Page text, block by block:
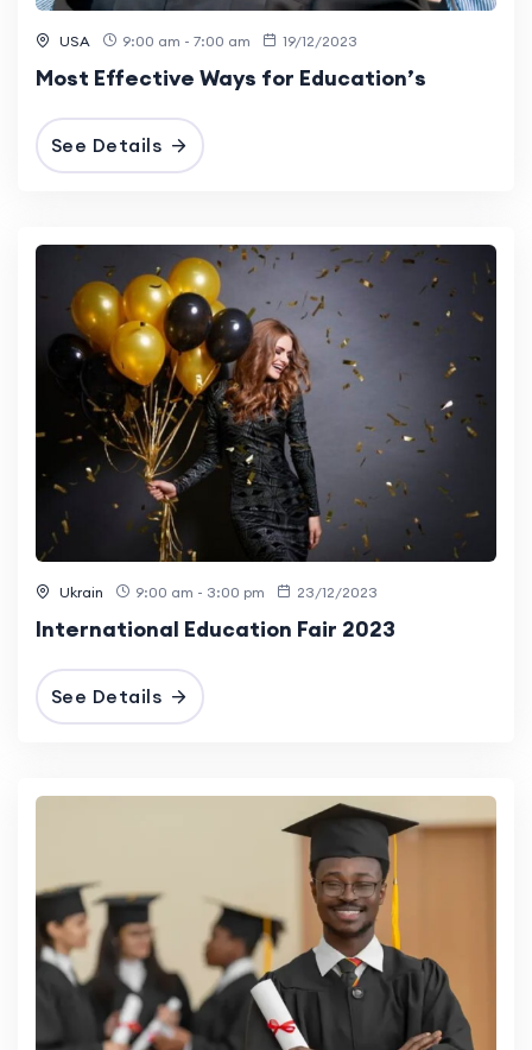
USA 9:00 am - 7:00 am 19/12/2023
Most Effective Ways for Education’s
See Details
Ukrain 9:00 am - 3:00 pm 23/12/2023
International Education Fair 2023
See Details